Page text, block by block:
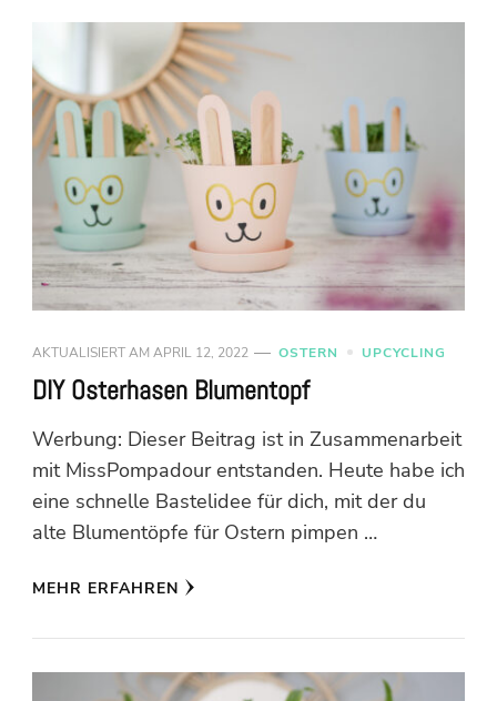
AKTUALISIERT AM APRIL 12, 2022 OSTERN UPCYCLING
DIY Osterhasen Blumentopf
Werbung: Dieser Beitrag ist in Zusammenarbeit
mit MissPompadour entstanden. Heute habe ich
eine schnelle Bastelidee für dich, mit der du
alte Blumentöpfe für Ostern pimpen …
MEHR ERFAHREN